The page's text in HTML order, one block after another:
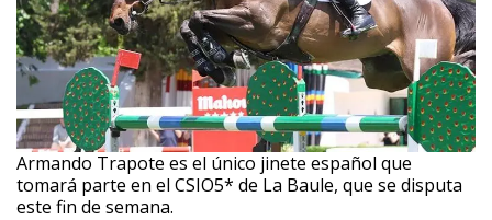
Armando Trapote es el único jinete español que
tomará parte en el CSIO5* de La Baule, que se disputa
este fin de semana.